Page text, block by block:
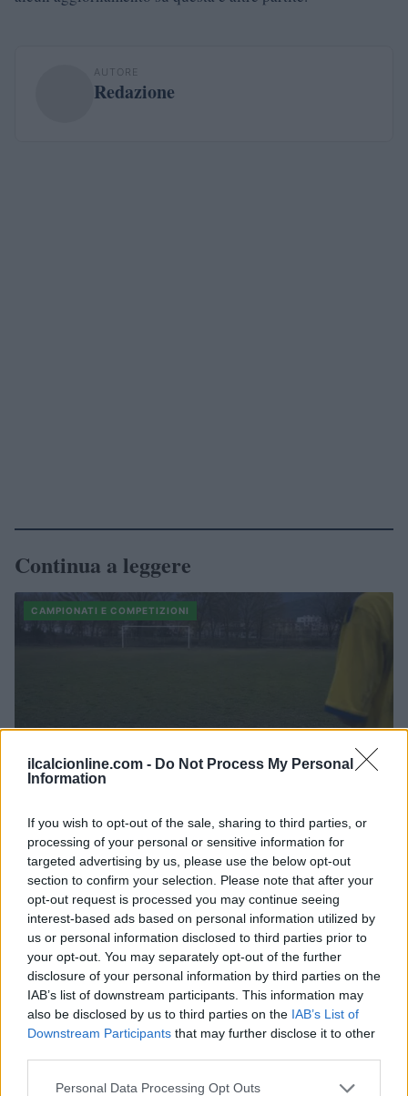
ilcalcionline.com - Do Not Process My Personal
Information
If you wish to opt-out of the sale, sharing to third parties, or
processing of your personal or sensitive information for
targeted advertising by us, please use the below opt-out
section to confirm your selection. Please note that after your
opt-out request is processed you may continue seeing
interest-based ads based on personal information utilized by
us or personal information disclosed to third parties prior to
your opt-out. You may separately opt-out of the further
disclosure of your personal information by third parties on the
IAB’s list of downstream participants. This information may
also be disclosed by us to third parties on the IAB’s List of
Downstream Participants that may further disclose it to other
Please note that this website/app uses one or more Google
Personal Data Processing Opt Outs
AUTORE
Redazione
Continua a leggere
CAMPIONATI E COMPETIZIONI
Calcio amatoriale in Svizzera: come ridurre gli infortuni e i
costi
Andrea Conforti · 6 Ago 2026
CAMPIONATI E COMPETIZIONI